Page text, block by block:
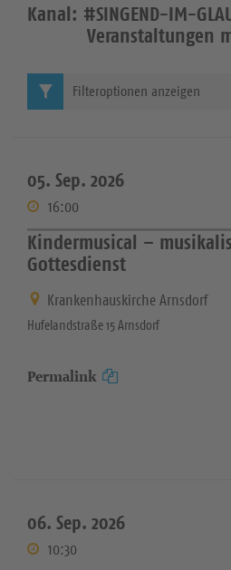
Kanal: #SINGEND-IM-
Veranstaltungen
05. Sep. 2026
16:00
Kindermusical –
Gottesdienst
Krankenhauskirche Arnsdorf
Hufelandstraße 15 Arnsdorf
Permalink
06. Sep. 2026
10:30
Filteroptionen anzeigen